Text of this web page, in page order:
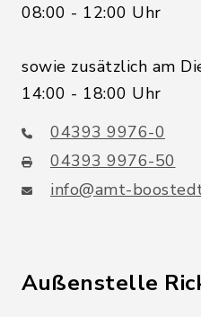
08:00 - 12:00 Uhr
sowie zusätzlich am
14:00 - 18:00 Uhr
04393 9976-0
04393 9976-50
info@amt-
Außenstelle